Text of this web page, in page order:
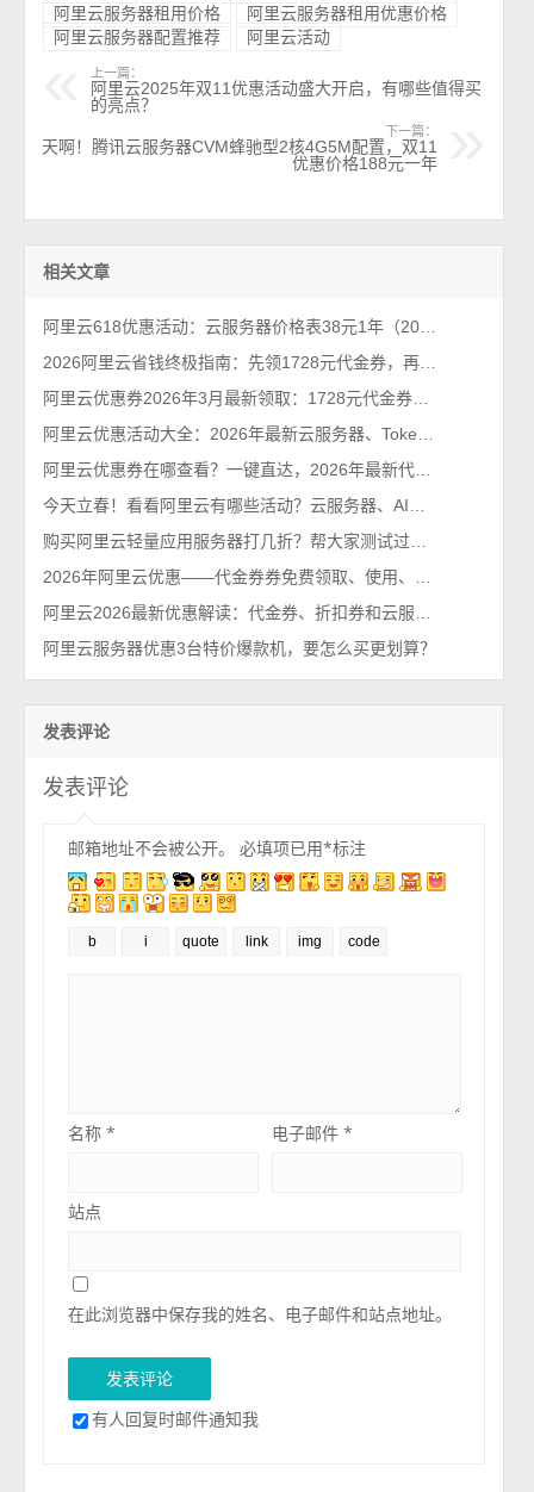
阿里云服务器租用价格
阿里云服务器租用优惠价格
阿里云服务器配置推荐
阿里云活动
上一篇：
阿里云2025年双11优惠活动盛大开启，有哪些值得买
的亮点？
下一篇：
天啊！腾讯云服务器CVM蜂驰型2核4G5M配置，双11
优惠价格188元一年
相关文章
阿里云服务器优惠3台特价爆款机，要怎么买更划算？
发表评论
发表评论
邮箱地址不会被公开。 必填项已用*标注
名称* 电子邮件*
站点
在此浏览器中保存我的姓名、电子邮件和站点地址。
有人回复时邮件通知我